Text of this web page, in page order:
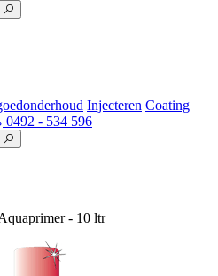
Injecteren Coating
0492 - 534 596
- 10 ltr